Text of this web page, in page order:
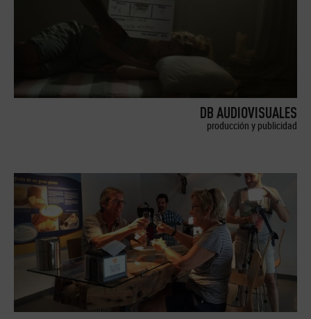
DB AUDIOVISUALES
producción y publicidad